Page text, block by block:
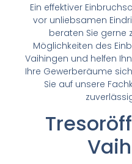
Ein effektiver
vor unliebsamen
beraten Sie gerne
Möglichkeiten des
Vaihingen und helfen
Ihre Gewerberäume
Sie auf unsere